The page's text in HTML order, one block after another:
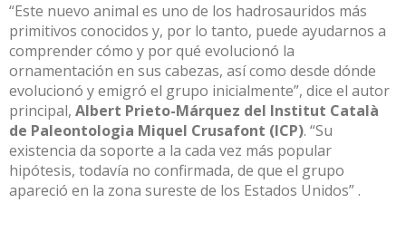
“Este nuevo animal es uno de los hadrosauridos más
primitivos conocidos y, por lo tanto, puede ayudarnos a
comprender cómo y por qué evolucionó la
ornamentación en sus cabezas, así como desde dónde
evolucionó y emigró el grupo inicialmente”, dice el autor
principal, Albert Prieto-Márquez del Institut Català
de Paleontologia Miquel Crusafont (ICP). “Su
existencia da soporte a la cada vez más popular
hipótesis, todavía no confirmada, de que el grupo
apareció en la zona sureste de los Estados Unidos” .